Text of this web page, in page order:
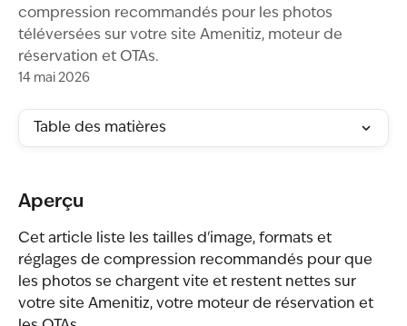
compression recommandés pour les photos
téléversées sur votre site Amenitiz, moteur de
réservation et OTAs.
14 mai 2026
Table des matières
Aperçu
Cet article liste les tailles d'image, formats et
réglages de compression recommandés pour que
les photos se chargent vite et restent nettes sur
votre site Amenitiz, votre moteur de réservation et